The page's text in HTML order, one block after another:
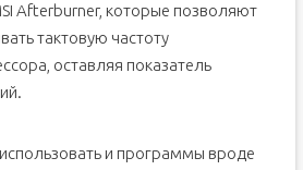
Afterburner, которые позволяют
тактовую частоту
оставляя показатель
и программы вроде